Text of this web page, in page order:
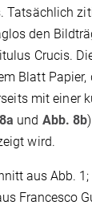
Tatsächlich
den
Crucis.
Blatt Papier,
mit einer
und Abb. 8b
wird.